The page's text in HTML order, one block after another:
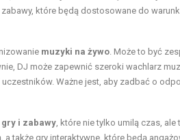
które będą dostosowane do
muzyki na żywo. Może to być
DJ może zapewnić szeroki wachlarz
Ważne jest, aby zadbać o
gry i zabawy, które nie tylko umilą czas,
a także gry interaktywne, które będą